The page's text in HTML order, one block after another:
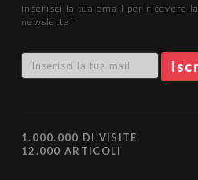
Inserisci la tua email per ricevere la
newsletter
1.000.000 DI VISITE
12.000 ARTICOLI